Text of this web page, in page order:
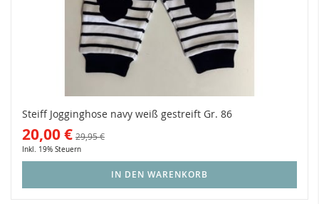
Steiff Jogginghose navy weiß gestreift Gr. 86
20,00 € 29,95 €
Inkl. 19% Steuern
IN DEN WARENKORB